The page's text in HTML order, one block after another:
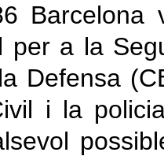
per a la
Defensa
i la